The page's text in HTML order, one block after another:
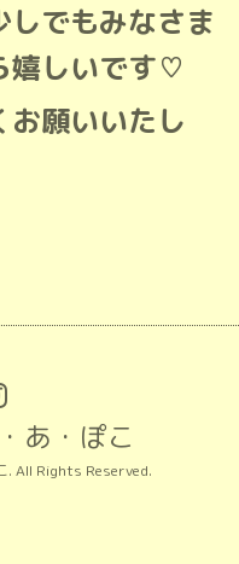
でもみなさま
嬉しいです♡
お願いいたし
あ・ぽこ
. All Rights Reserved.